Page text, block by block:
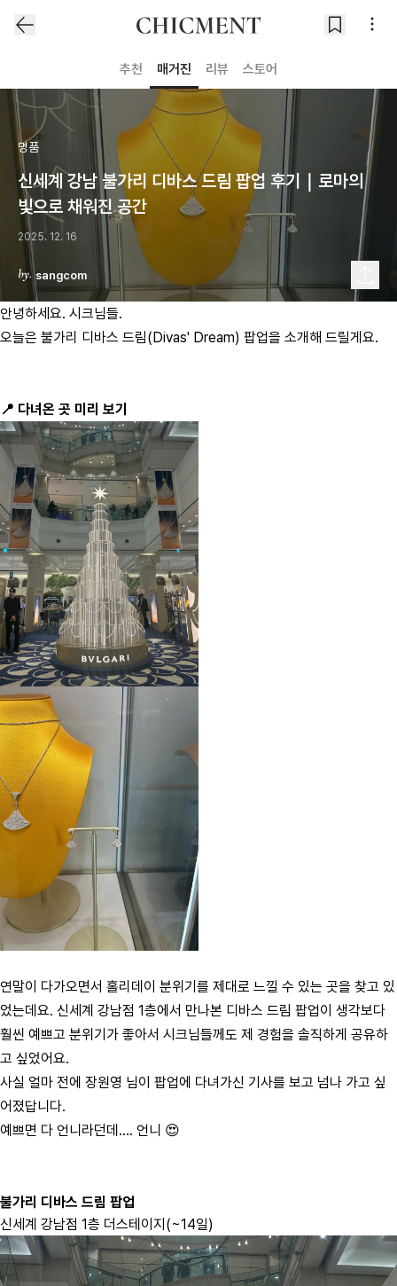
추천 매거진 리뷰 스토어
명품
신세계 강남 불가리 디바스 드림 팝업 후기｜로마의
빛으로 채워진 공간
2025. 12. 16
sangcom
안녕하세요. 시크님들.
오늘은 불가리 디바스 드림(Divas' Dream) 팝업을 소개해 드릴게요.
📍 다녀온 곳 미리 보기
연말이 다가오면서 홀리데이 분위기를 제대로 느낄 수 있는 곳을 찾고 있
었는데요. 신세계 강남점 1층에서 만나본 디바스 드림 팝업이 생각보다
훨씬 예쁘고 분위기가 좋아서 시크님들께도 제 경험을 솔직하게 공유하
고 싶었어요.
사실 얼마 전에 장원영 님이 팝업에 다녀가신 기사를 보고 넘나 가고 싶
어졌답니다.
예쁘면 다 언니라던데…. 언니 😍
불가리 디바스 드림 팝업
신세계 강남점 1층 더스테이지(~14일)